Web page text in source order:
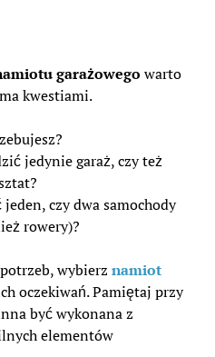
garażowego warto
kwestiami.
jedynie garaż, czy też
jeden, czy dwa samochody
rowery)?
wybierz namiot
oczekiwań. Pamiętaj przy
być wykonana z
elementów